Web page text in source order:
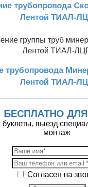
трубопровода
Лентой ТИАЛ-
трубопровода
Лентой ТИАЛ-
БЕСПЛАТНО
выезд
монтаж
Согласен на